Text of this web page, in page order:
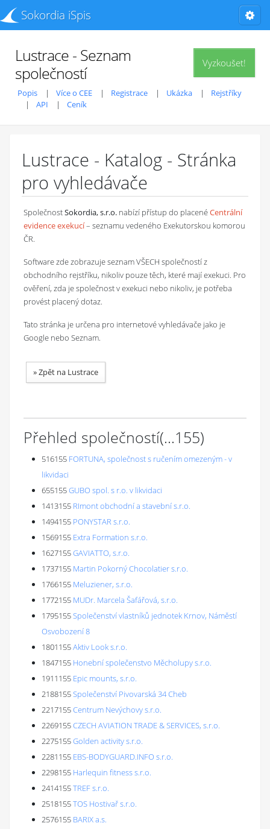
Sokordia iSpis
Vyzkoušet!
Lustrace - Seznam
společností
Popis Více o CEE Registrace Ukázka
Rejstříky
API
Ceník
Lustrace - Katalog - Stránka
pro vyhledávače
SpolečnostSokordia, s.r.o. nabízí přístup do placenéCentrální
evidence exekucí– seznamu vedeného Exekutorskou komorou
ČR.
Software zde zobrazuje seznam VŠECH společností z
obchodního rejstříku, nikoliv pouze těch, které mají exekuci. Pro
ověření, zda je společnost v exekuci nebo nikoliv, je potřeba
provést placený dotaz.
Tato stránka je určena pro internetové vyhledávače jako je
Google nebo Seznam.
»Zpět na Lustrace
Přehled společností(...155)
516155 FORTUNA, společnost s ručením omezeným - v
likvidaci
655155GUBO spol. s r.o. v likvidaci
1413155 RImont obchodní a stavební s.r.o.
1494155 PONYSTAR s.r.o.
1569155 Extra Formation s.r.o.
1627155GAVIATTO, s.r.o.
1737155 Martin Pokorný Chocolatier s.r.o.
1766155 Meluziener, s.r.o.
1772155 MUDr. Marcela Šafářová, s.r.o.
1795155Společenství vlastníků jednotek Krnov, Náměstí
Osvobození 8
1801155Aktiv Look s.r.o.
1847155 Honební společenstvo Měcholupy s.r.o.
1911155 Epic mounts, s.r.o.
2188155Společenství Pivovarská 34 Cheb
2217155Centrum Nevýchovy s.r.o.
2269155CZECH AVIATION TRADE & SERVICES, s.r.o.
2275155Golden activity s.r.o.
2281155 EBS-BODYGUARD.INFO s.r.o.
2298155 Harlequin fitness s.r.o.
2414155TREF s.r.o.
2518155TOS Hostivař s.r.o.
2576155 BARIX a.s.